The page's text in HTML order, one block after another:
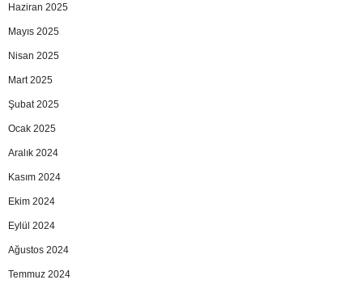
Haziran 2025
Mayıs 2025
Nisan 2025
Mart 2025
Şubat 2025
Ocak 2025
Aralık 2024
Kasım 2024
Ekim 2024
Eylül 2024
Ağustos 2024
Temmuz 2024